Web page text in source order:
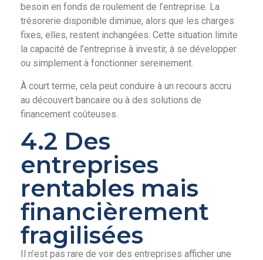
besoin en fonds de roulement de l’entreprise. La
trésorerie disponible diminue, alors que les charges
fixes, elles, restent inchangées. Cette situation limite
la capacité de l’entreprise à investir, à se développer
ou simplement à fonctionner sereinement.
À court terme, cela peut conduire à un recours accru
au découvert bancaire ou à des solutions de
financement coûteuses.
4.2 Des
entreprises
rentables mais
financièrement
fragilisées
Il n’est pas rare de voir des entreprises afficher une